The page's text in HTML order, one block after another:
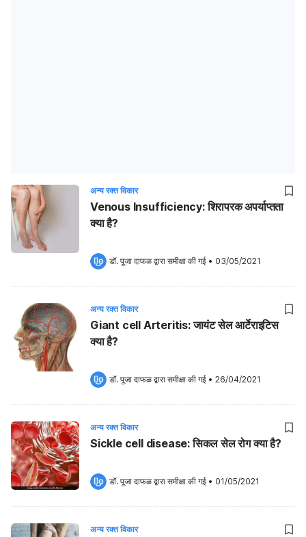
अन्य रक्त विकार
Venous Insufficiency: शिरापरक अपर्याप्तता
क्या है?
डॉ. पूजा दाफळ द्वारा समीक्षा की गई • 03/05/2021
अन्य रक्त विकार
Giant cell Arteritis: जायंट सेल आर्टेराइटिस
क्या है?
डॉ. पूजा दाफळ द्वारा समीक्षा की गई • 26/04/2021
अन्य रक्त विकार
Sickle cell disease: सिकल सेल रोग क्या है?
डॉ. पूजा दाफळ द्वारा समीक्षा की गई • 01/05/2021
अन्य रक्त विकार